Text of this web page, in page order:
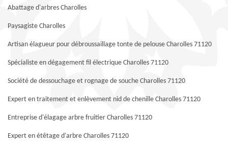
Abattage d'arbres Charolles
Paysagiste Charolles
Artisan élagueur pour débroussaillage tonte de pelouse Charolles 71120
Spécialiste en dégagement fil électrique Charolles 71120
Société de dessouchage et rognage de souche Charolles 71120
Expert en traitement et enlèvement nid de chenille Charolles 71120
Entreprise d'élagage arbre fruitier Charolles 71120
Expert en étêtage d'arbre Charolles 71120